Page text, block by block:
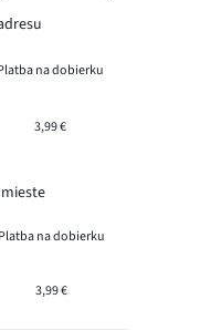
na dobierku
3,99 €
Platba na dobierku
3,99 €